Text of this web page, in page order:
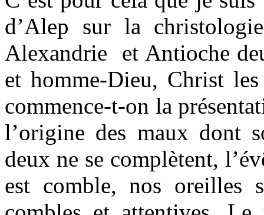
d’Alep sur la
Alexandrie et Antioche
et homme-Dieu, Christ
commence-t-on la
l’origine des maux dont
deux ne se complètent,
est comble, nos